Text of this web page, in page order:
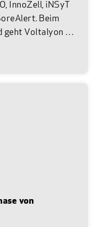
InnoZell, iNSyT
Beim
als
Ernst in
und
von